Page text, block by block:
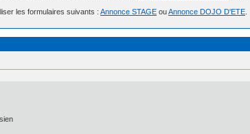
les formulaires suivants : Annonce STAGE ouAnnonce DOJO D'ETE